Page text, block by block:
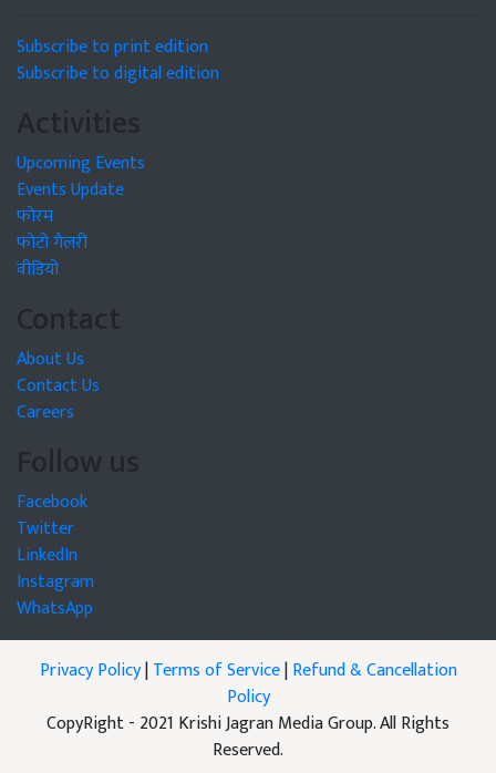
Subscribe to print edition
Subscribe to digital edition
Activities
Upcoming Events
Events Update
फोरम
फोटो गैलरी
वीडियो
Contact
About Us
Contact Us
Careers
Follow us
Facebook
Twitter
LinkedIn
Instagram
WhatsApp
Privacy Policy|Terms of Service|Refund & Cancellation
Policy
CopyRight - 2021 Krishi Jagran Media Group. All Rights
Reserved.